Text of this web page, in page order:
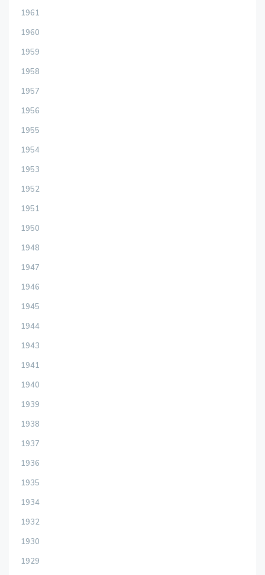
1961
1960
1959
1958
1957
1956
1955
1954
1953
1952
1951
1950
1948
1947
1946
1945
1944
1943
1941
1940
1939
1938
1937
1936
1935
1934
1932
1930
1929